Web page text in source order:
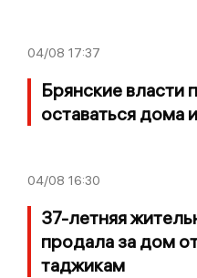
04/08 17:37
Брянские власти
оставаться дома
04/08 16:30
37-летняя
продала за дом
таджикам